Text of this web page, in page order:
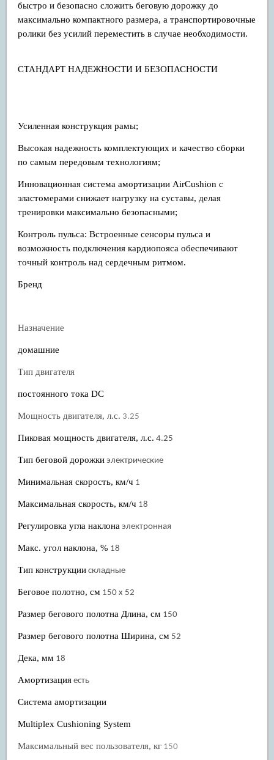
быстро и безопасно сложить беговую дорожку до
максимально компактного размера, а транспортировочные
ролики без усилий переместить в случае необходимости.
СТАНДАРТ НАДЕЖНОСТИ И БЕЗОПАСНОСТИ
Усиленная конструкция рамы;
Высокая надежность комплектующих и качество сборки
по самым передовым технологиям;
Инновационная система амортизации AirCushion с
эластомерами снижает нагрузку на суставы, делая
тренировки максимально безопасными;
Контроль пульса: Встроенные сенсоры пульса и
возможность подключения кардиопояса обеспечивают
точный контроль над сердечным ритмом.
Бренд
Назначение
домашние
Тип двигателя
постоянного тока DC
Мощность двигателя, л.с. 3.25
Пиковая мощность двигателя, л.с. 4.25
Тип беговой дорожкиэлектрические
Минимальная скорость, км/ч 1
Максимальная скорость, км/ч 18
Регулировка угла наклонаэлектронная
Макс. угол наклона, % 18
Тип конструкциискладные
Беговое полотно, см 150 х 52
Размер бегового полотна Длина, см 150
Размер бегового полотна Ширина, см 52
Дека, мм 18
Амортизацияесть
Система амортизации
Multiplex Cushioning System
Максимальный вес пользователя, кг150